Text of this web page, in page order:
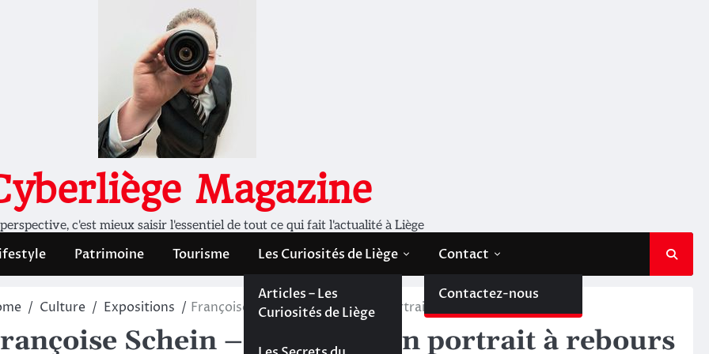
Magazine
c'est mieux saisir l'essentiel de tout ce qui fait l'actualité à Liège
Patrimoine Tourisme Les Curiosités de Liège
Les Curiosités de
Liège
Articles – Les
Curiosités de Liège
Contact
Contactez-nous
Culture Expositions Françoise Schein – AIPOTU. Un portrait à rebours
Schein – AIPOTU. Un portrait à rebours